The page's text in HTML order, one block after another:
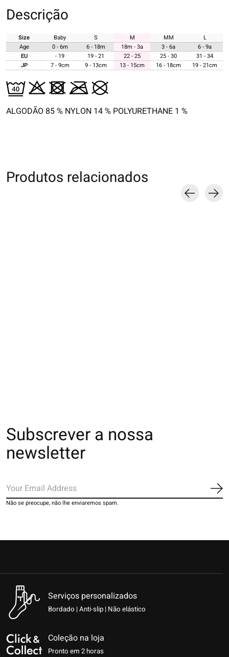
Descrição
Size Baby S M MM
L
Age
0 - 6m 6 - 18m 18m - 3a 3 - 6a
6 - 9a
EU
- 19 19 - 21 22 - 25 25 - 30
31 - 34
JP
7 - 9cm 9 - 13cm 13 - 15cm 16 - 18cm 19 - 21cm
ALGODÃO 85 % NYLON 14 % POLYURETHANE 1 %
Produtos relacionados
Subscrever a nossa
newsletter
Não se preocupe, não lhe enviaremos spam.
Serviços personalizados
Bordado | Anti-slip | Não elástico
Coleção na loja
Pronto em 2 horas